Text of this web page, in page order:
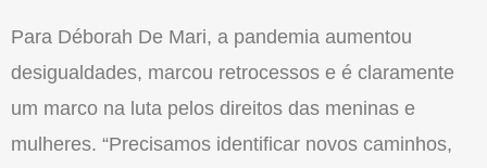
Para Déborah De Mari, a pandemia aumentou
desigualdades, marcou retrocessos e é claramente
um marco na luta pelos direitos das meninas e
mulheres. “Precisamos identificar novos caminhos,